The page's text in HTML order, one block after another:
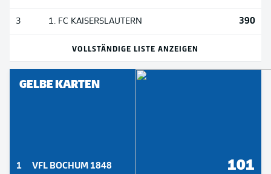
3 1. FC KAISERSLAUTERN 390
VOLLSTÄNDIGE LISTE ANZEIGEN
GELBE KARTEN
1 VFL BOCHUM 1848 101